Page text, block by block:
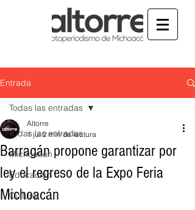
Entrada
Todas las entradas
Michoacán
Educación
Cultura
Todas las entradas
Barragán propone garantizar por
ley el regreso de la Expo Feria
Michoacán
Altorre
1 jul 2 min de lectura